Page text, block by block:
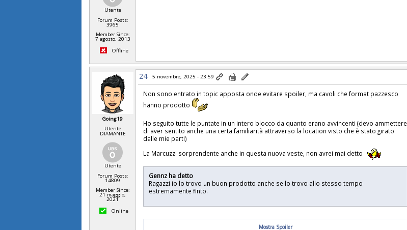
Utente
Forum Posts:
3965
Member Since:
7 agosto, 2013
Offline
Going19
Utente
DIAMANTE
Utente
Forum Posts:
14809
Member Since:
21 maggio,
2021
Online
24 5 novembre, 2025 - 23:59
Non sono entrato in topic apposta onde evitare spoiler, ma cavoli che format pazzesco
hanno prodotto
Ho seguito tutte le puntate in un intero blocco da quanto erano avvincenti (devo ammettere
di aver sentito anche una certa familiarità attraverso la location visto che è stato girato
dalle mie parti)
La Marcuzzi sorprendente anche in questa nuova veste, non avrei mai detto
Gennz ha detto
Ragazzi io lo trovo un buon prodotto anche se lo trovo allo stesso tempo
estremamente finto.
Mostra Spoiler